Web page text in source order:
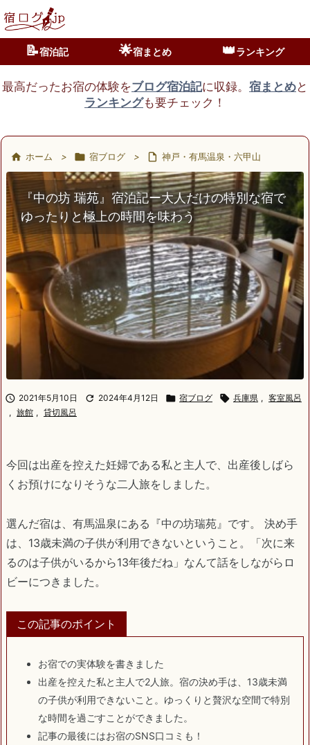
📝宿泊記 🌟宿まとめ 👑ランキング
最高だったお宿の体験をブログ宿泊記に収録。 宿まとめと
ランキングも要チェック！
 ホーム >  宿ブログ >  神戸・有馬温泉・六甲山
『中の坊 瑞苑』宿泊記ー大人だけの特別な宿で
ゆったりと極上の時間を味わう
 2021年5月10日  2024年4月12日  宿ブログ  兵庫県 , 客室風呂
, 旅館 , 貸切風呂
今回は出産を控えた妊婦である私と主人で、出産後しばら
くお預けになりそうな二人旅をしました。
選んだ宿は、有馬温泉にある『中の坊瑞苑』です。 決め手
は、13歳未満の子供が利用できないということ。「次に来
るのは子供がいるから13年後だね」なんて話をしながらロ
ビーにつきました。
この記事のポイント
お宿での実体験を書きました
出産を控えた私と主人で2人旅。宿の決め手は、13歳未満
の子供が利用できないこと。ゆっくりと贅沢な空間で特別
な時間を過ごすことができました。
記事の最後にはお宿のSNS口コミも！